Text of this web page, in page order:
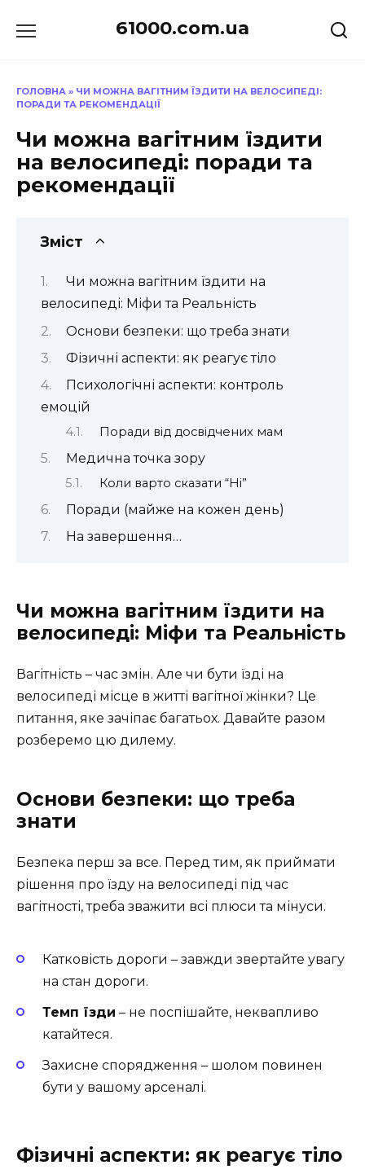
до
61000.com.ua
ГОЛОВНА » ЧИ МОЖНА ВАГІТНИМ ЇЗДИТИ НА ВЕЛОСИПЕДІ:
ПОРАДИ ТА РЕКОМЕНДАЦІЇ
Чи можна вагітним їздити
на велосипеді: поради та
рекомендації
Зміст
Чи можна вагітним їздити на
велосипеді: Міфи та Реальність
Основи безпеки: що треба знати
Фізичні аспекти: як реагує тіло
Психологічні аспекти: контроль
емоцій
Поради від досвідчених мам
Медична точка зору
Коли варто сказати “Ні”
Поради (майже на кожен день)
На завершення…
Чи можна вагітним їздити на
велосипеді: Міфи та Реальність
Вагітність – час змін. Але чи бути їзді на
велосипеді місце в житті вагітної жінки? Це
питання, яке зачіпає багатьох. Давайте разом
розберемо цю дилему.
Основи безпеки: що треба
знати
Безпека перш за все. Перед тим, як приймати
рішення про їзду на велосипеді під час
вагітності, треба зважити всі плюси та мінуси.
Катковість дороги – завжди звертайте увагу
на стан дороги.
Темп їзди – не поспішайте, неквапливо
катайтеся.
Захисне спорядження – шолом повинен
бути у вашому арсеналі.
Фізичні аспекти: як реагує тіло